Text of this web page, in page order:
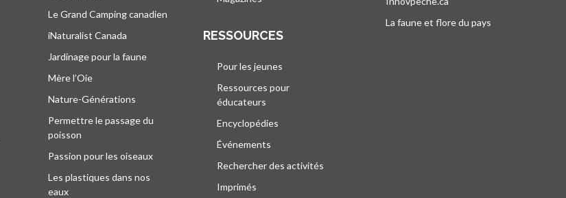
Le Grand Camping canadien
iNaturalist Canada
Jardinage pour la faune
Mère l’Oie
Nature-Générations
Permettre le passage du
poisson
Passion pour les oiseaux
Les plastiques dans nos
eaux
RESSOURCES
Pour les jeunes
Ressources pour
éducateurs
Encyclopédies
Événements
Rechercher des activités
Imprimés
La faune et flore du pays